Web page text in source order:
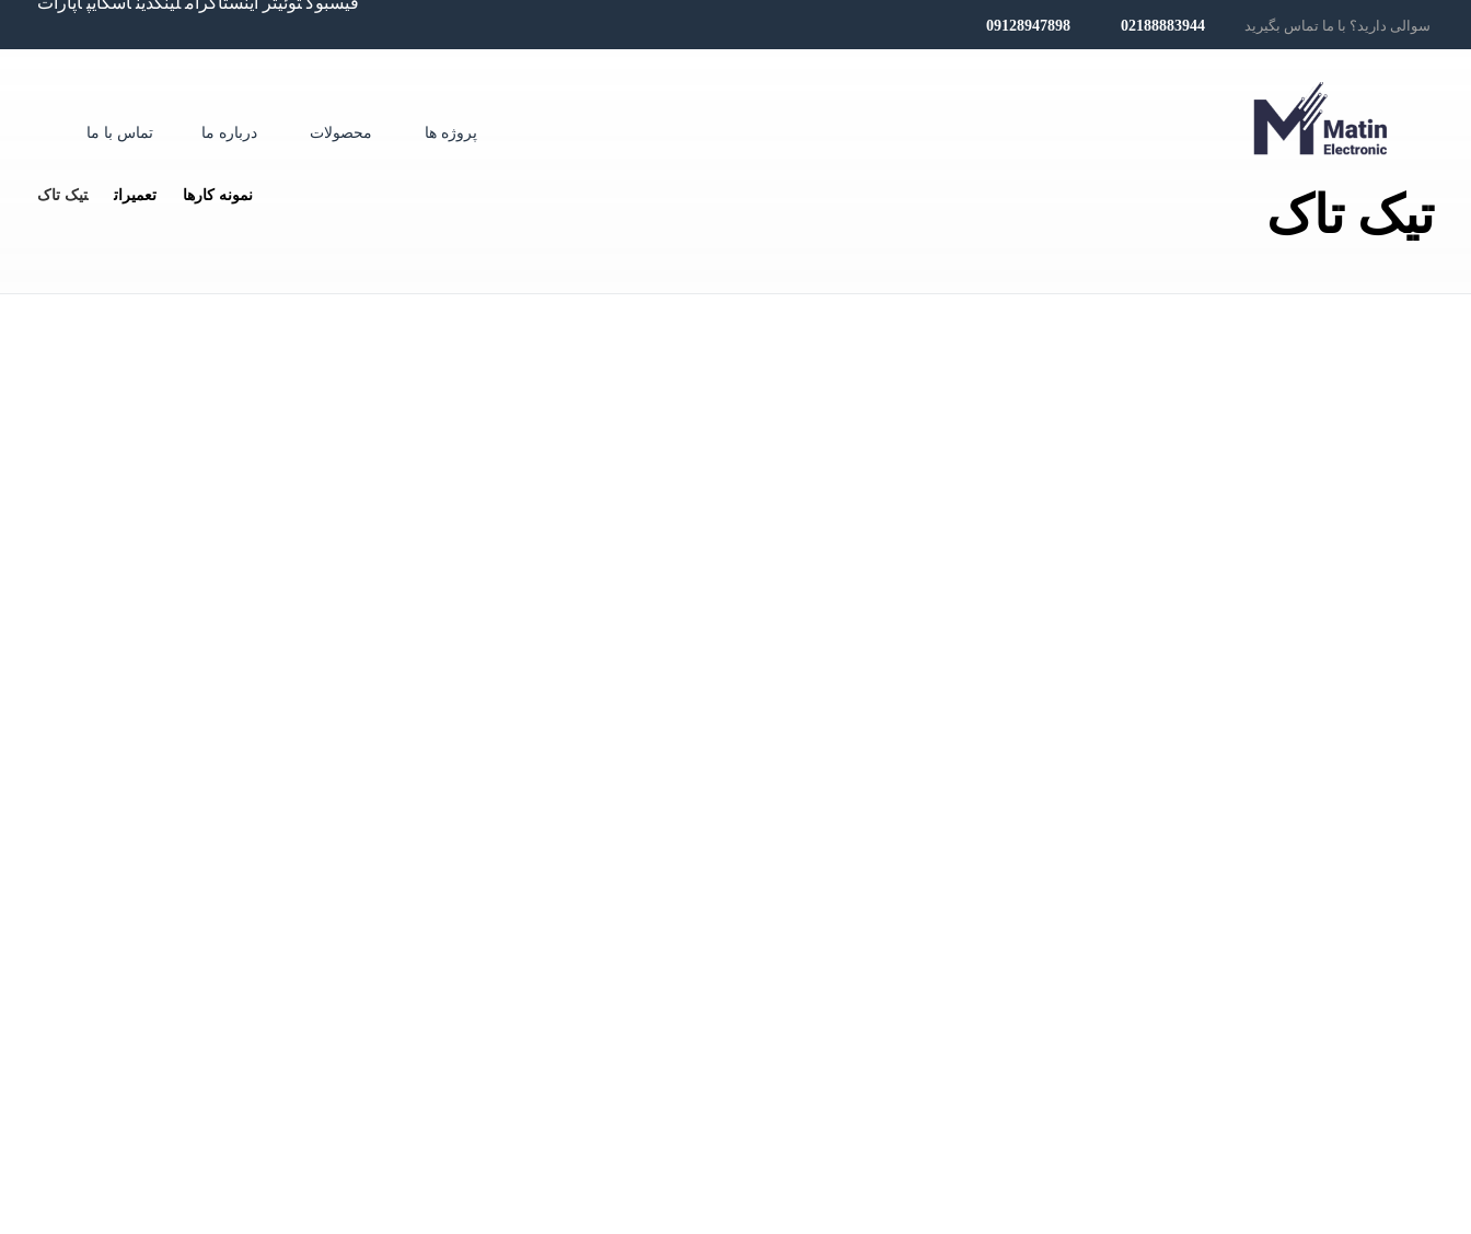
سوالی دارید؟ با ما تماس بگیرید 02188883944
09128947898
پروژه ها محصولات درباره ما تماس با ما
تیک تاک نمونه کارها تعمیرات تیک تاک